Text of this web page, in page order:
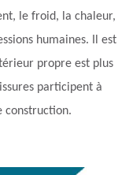
le froid, la chaleur,
humaines. Il est
propre est plus
participent à
construction.